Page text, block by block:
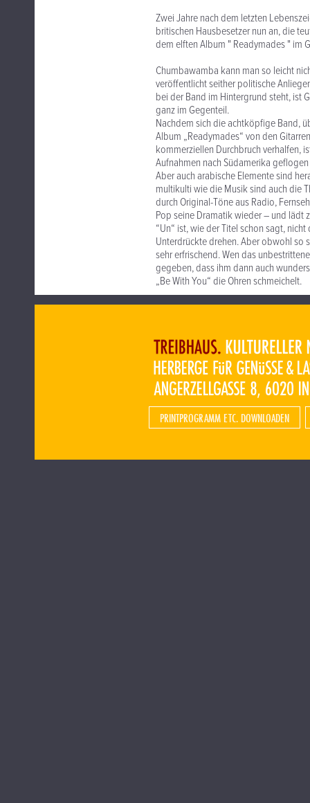
Zwei Jahre nach dem letzten
britischen Hausbesetzer nun an, die
dem elften Album " Readymades " im
Chumbawamba kann man so leicht
veröffentlicht seither politische
bei der Band im Hintergrund steht, ist
ganz im Gegenteil.
Nachdem sich die achtköpfige Band,
Album „Readymades“ von den
kommerziellen Durchbruch verhalfen,
Aufnahmen nach Südamerika
Aber auch arabische Elemente sind
multikulti wie die Musik sind auch die
durch Original-Töne aus Radio,
Pop seine Dramatik wieder – und lädt
“Un“ ist, wie der Titel schon sagt,
Unterdrückte drehen. Aber obwohl so
sehr erfrischend. Wen das
gegeben, dass ihm dann auch
„Be With You“ die Ohren schmeichelt.
PRINTPROGRAMM ETC. DOWNLOADEN